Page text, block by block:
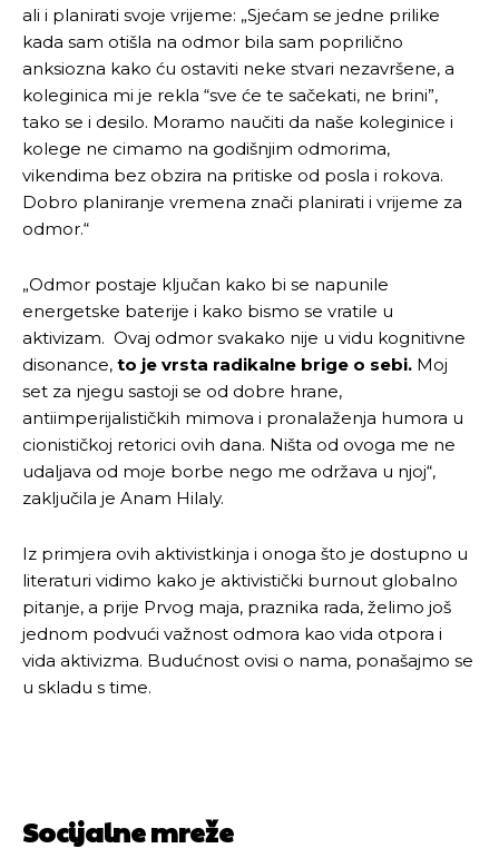
Pusti priču da živi!
Ovim putem želimo da vam se zahvalimo što ste
odlučili da pustite Vašu priču da živi, Redakcija
Objavi.ba
[wpuf_form id=”7463”]
Pusti priču da živi!
Ovim putem želimo da vam se zahvalimo što ste
odlučili da pustite Vašu priču da živi, Redakcija
Objavi.ba
[wpuf_form id=”7463”]
ali i planirati svoje vrijeme: „Sjećam se jedne prilike
kada sam otišla na odmor bila sam poprilično
anksiozna kako ću ostaviti neke stvari nezavršene, a
koleginica mi je rekla “sve će te sačekati, ne brini”,
tako se i desilo. Moramo naučiti da naše koleginice i
kolege ne cimamo na godišnjim odmorima,
vikendima bez obzira na pritiske od posla i rokova.
Dobro planiranje vremena znači planirati i vrijeme za
odmor.“
„Odmor postaje ključan kako bi se napunile
energetske baterije i kako bismo se vratile u
aktivizam. Ovaj odmor svakako nije u vidu kognitivne
disonance, to je vrsta radikalne brige o sebi. Moj
set za njegu sastoji se od dobre hrane,
antiimperijalističkih mimova i pronalaženja humora u
cionističkoj retorici ovih dana. Ništa od ovoga me ne
udaljava od moje borbe nego me održava u njoj“,
zaključila je Anam Hilaly.
Iz primjera ovih aktivistkinja i onoga što je dostupno u
literaturi vidimo kako je aktivistički burnout globalno
pitanje, a prije Prvog maja, praznika rada, želimo još
jednom podvući važnost odmora kao vida otpora i
vida aktivizma. Budućnost ovisi o nama, ponašajmo se
u skladu s time.
Socijalne mreže